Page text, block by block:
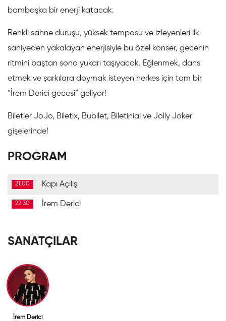
bambaşka bir enerji katacak.
Renkli sahne duruşu, yüksek temposu ve izleyenleri ilk
saniyeden yakalayan enerjisiyle bu özel konser, gecenin
ritmini baştan sona yukarı taşıyacak. Eğlenmek, dans
etmek ve şarkılara doymak isteyen herkes için tam bir
“İrem Derici gecesi” geliyor!
Biletler JoJo, Biletix, Bubilet, Biletinial ve Jolly Joker
gişelerinde!
PROGRAM
21:00 Kapı Açılış
22:30 İrem Derici
SANATÇILAR
İrem Derici